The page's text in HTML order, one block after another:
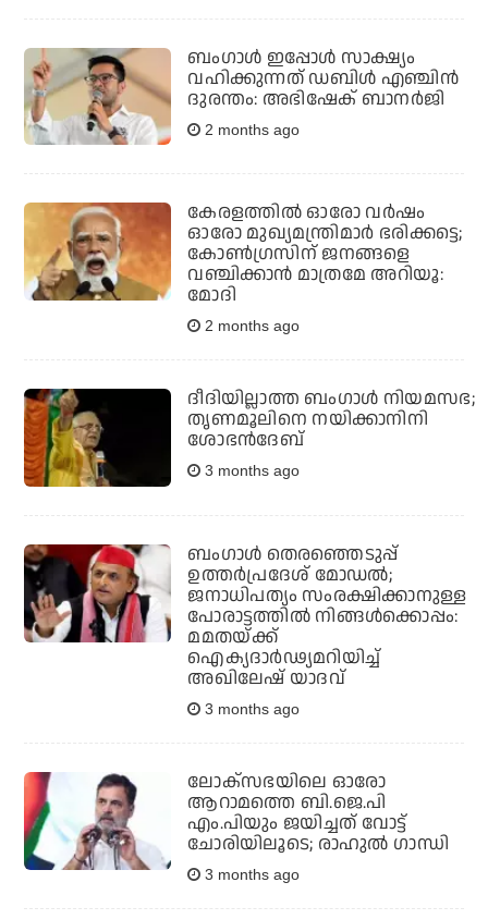
ബംഗാള്‍ ഇപ്പോള്‍ സാക്ഷ്യം
വഹിക്കുന്നത് ഡബിള്‍ എഞ്ചിന്‍
ദുരന്തം: അഭിഷേക് ബാനര്‍ജി
2 months ago
കേരളത്തില്‍ ഓരോ വര്‍ഷം
ഓരോ മുഖ്യമന്ത്രിമാര്‍ ഭരിക്കട്ടെ;
കോണ്‍ഗ്രസിന് ജനങ്ങളെ
വഞ്ചിക്കാന്‍ മാത്രമേ അറിയൂ:
മോദി
2 months ago
ദീദിയില്ലാത്ത ബംഗാള്‍ നിയമസഭ;
തൃണമൂലിനെ നയിക്കാനിനി
ശോഭന്‍ദേബ്
3 months ago
ബംഗാള്‍ തെരഞ്ഞെടുപ്പ്
ഉത്തര്‍പ്രദേശ് മോഡല്‍;
ജനാധിപത്യം സംരക്ഷിക്കാനുള്ള
പോരാട്ടത്തില്‍ നിങ്ങള്‍ക്കൊപ്പം:
മമതയ്ക്ക്
ഐക്യദാര്‍ഢ്യമറിയിച്ച്
അഖിലേഷ് യാദവ്
3 months ago
ലോക്‌സഭയിലെ ഓരോ
ആറാമത്തെ ബി.ജെ.പി
എം.പിയും ജയിച്ചത് വോട്ട്
ചോരിയിലൂടെ; രാഹുല്‍ ഗാന്ധി
3 months ago